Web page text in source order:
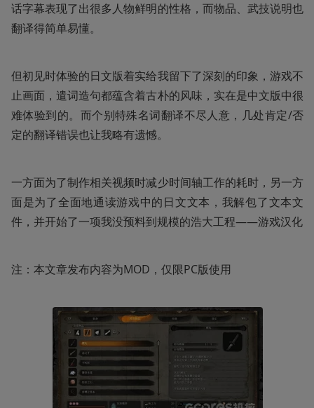
话字幕表现了出很多人物鲜明的性格，而物品、武技说明也
翻译得简单易懂。
但初见时体验的日文版着实给我留下了深刻的印象，游戏不
止画面，遣词造句都蕴含着古朴的风味，实在是中文版中很
难体验到的。而个别特殊名词翻译不尽人意，几处肯定/否
定的翻译错误也让我略有遗憾。
一方面为了制作相关视频时减少时间轴工作的耗时，另一方
面是为了全面地通读游戏中的日文文本，我解包了文本文
件，并开始了一项我没预料到规模的浩大工程——游戏汉化
注：本文章发布内容为MOD，仅限PC版使用